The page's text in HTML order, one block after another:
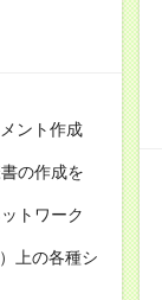
ント作成
の作成を
トワーク
上の各種シ